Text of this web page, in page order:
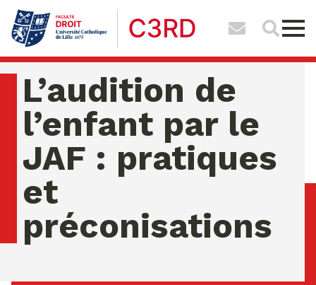
L’audition de
l’enfant par le
JAF : pratiques
et
préconisations